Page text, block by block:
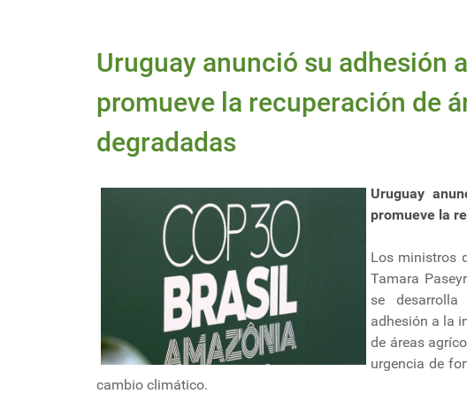
Uruguay anunció su adhesión
promueve la recuperación de
degradadas
Uruguay
promueve la
Los ministros
Tamara
se
adhesión a la
de áreas
urgencia de
cambio climático.